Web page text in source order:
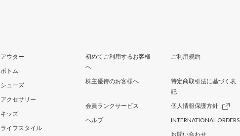
アウター
ボトム
シューズ
アクセサリー
キッズ
ライフスタイル
初めてご利用するお客様
へ
ご利用規約
株主優待のお客様へ
特定商取引法に基づく表
記
会員ランクサービス
個人情報保護方針
ヘルプ
INTERNATIONAL ORDERS
お問い合わせ